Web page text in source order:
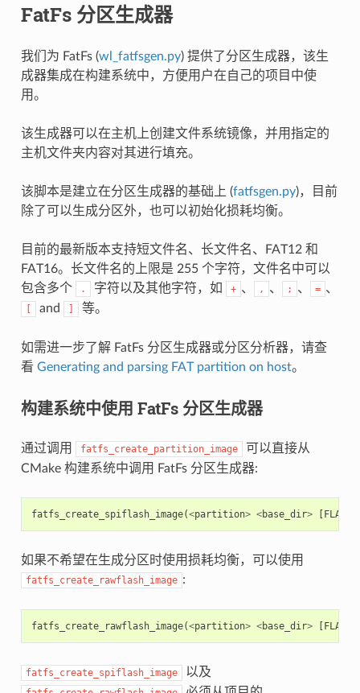
FatFs 分区生成器
我们为 FatFs (wl_fatfsgen.py) 提供了分区生成器，该生
成器集成在构建系统中，方便用户在自己的项目中使
用。
该生成器可以在主机上创建文件系统镜像，并用指定的
主机文件夹内容对其进行填充。
该脚本是建立在分区生成器的基础上 (fatfsgen.py)，目前
除了可以生成分区外，也可以初始化损耗均衡。
目前的最新版本支持短文件名、长文件名、FAT12 和
FAT16。长文件名的上限是 255 个字符，文件名中可以
包含多个
. 字符以及其他字符，如 + 、 , 、 ; 、 = 、
[ and ] 等。
如需进一步了解 FatFs 分区生成器或分区分析器，请查
看 Generating and parsing FAT partition on host。
构建系统中使用 FatFs 分区生成器
通过调用 fatfs_create_partition_image
可以直接从
CMake 构建系统中调用 FatFs 分区生成器:
fatfs_create_spiflash_image(<partition> <base_dir> [
如果不希望在生成分区时使用损耗均衡，可以使用
fatfs_create_rawflash_image :
fatfs_create_rawflash_image(<partition> <base_dir> [
fatfs_create_spiflash_image 以及